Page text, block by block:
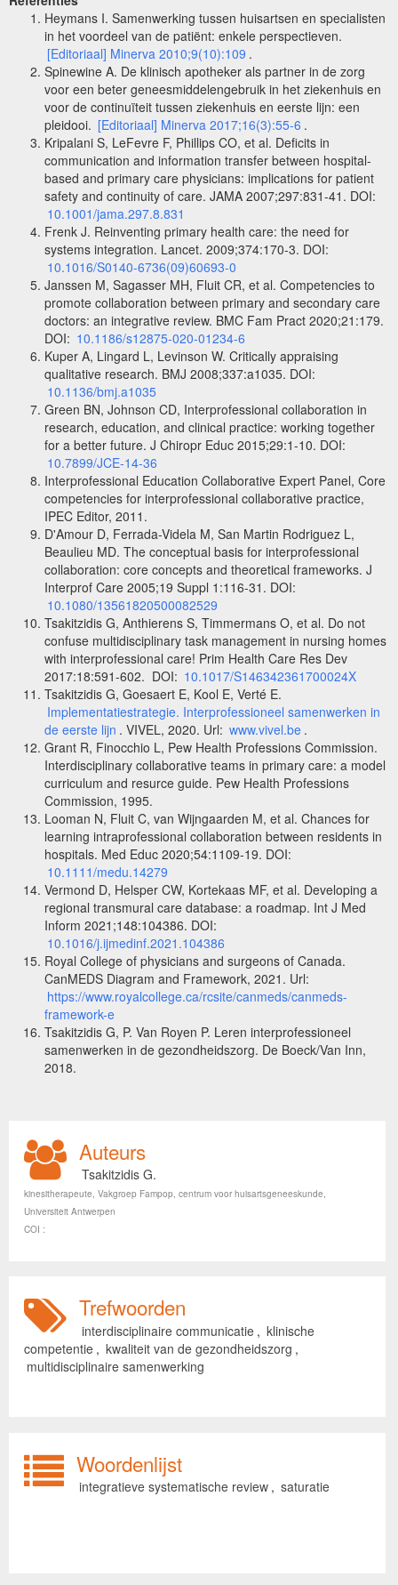
Heymans I. Samenwerking tussen huisartsen en specialisten
in het voordeel van de patiënt: enkele perspectieven.
[Editoriaal] Minerva 2010;9(10):109 .
Spinewine A. De klinisch apotheker als partner in de zorg
voor een beter geneesmiddelengebruik in het ziekenhuis en
voor de continuïteit tussen ziekenhuis en eerste lijn: een
pleidooi. [Editoriaal] Minerva 2017;16(3):55-6 .
Kripalani S, LeFevre F, Phillips CO, et al. Deficits in
communication and information transfer between hospital-
based and primary care physicians: implications for patient
safety and continuity of care. JAMA 2007;297:831-41. DOI:
10.1001/jama.297.8.831
Frenk J. Reinventing primary health care: the need for
systems integration. Lancet. 2009;374:170-3. DOI:
10.1016/S0140-6736(09)60693-0
Janssen M, Sagasser MH, Fluit CR, et al. Competencies to
promote collaboration between primary and secondary care
doctors: an integrative review. BMC Fam Pract 2020;21:179.
DOI: 10.1186/s12875-020-01234-6
Kuper A, Lingard L, Levinson W. Critically appraising
qualitative research. BMJ 2008;337:a1035. DOI:
10.1136/bmj.a1035
Green BN, Johnson CD, Interprofessional collaboration in
research, education, and clinical practice: working together
for a better future. J Chiropr Educ 2015;29:1-10. DOI:
10.7899/JCE-14-36
Interprofessional Education Collaborative Expert Panel, Core
competencies for interprofessional collaborative practice,
IPEC Editor, 2011.
D'Amour D, Ferrada-Videla M, San Martin Rodriguez L,
Beaulieu MD. The conceptual basis for interprofessional
collaboration: core concepts and theoretical frameworks. J
Interprof Care 2005;19 Suppl 1:116-31. DOI:
10.1080/13561820500082529
Tsakitzidis G, Anthierens S, Timmermans O, et al. Do not
confuse multidisciplinary task management in nursing homes
with interprofessional care! Prim Health Care Res Dev
2017:18:591-602. DOI: 10.1017/S146342361700024X
Tsakitzidis G, Goesaert E, Kool E, Verté E.
Implementatiestrategie. Interprofessioneel samenwerken in
de eerste lijn . VIVEL, 2020. Url: www.vivel.be .
Grant R, Finocchio L, Pew Health Professions Commission.
Interdisciplinary collaborative teams in primary care: a model
curriculum and resurce guide. Pew Health Professions
Commission, 1995.
Looman N, Fluit C, van Wijngaarden M, et al. Chances for
learning intraprofessional collaboration between residents in
hospitals. Med Educ 2020;54:1109-19. DOI:
10.1111/medu.14279
Vermond D, Helsper CW, Kortekaas MF, et al. Developing a
regional transmural care database: a roadmap. Int J Med
Inform 2021;148:104386. DOI:
10.1016/j.ijmedinf.2021.104386
Royal College of physicians and surgeons of Canada.
CanMEDS Diagram and Framework, 2021. Url:
https://www.royalcollege.ca/rcsite/canmeds/canmeds-
framework-e
Tsakitzidis G, P. Van Royen P. Leren interprofessioneel
samenwerken in de gezondheidszorg. De Boeck/Van Inn,
2018.
Auteurs
Tsakitzidis G.
kinesitherapeute, Vakgroep Fampop, centrum voor huisartsgeneeskunde,
Universiteit Antwerpen
COI :
Trefwoorden
interdisciplinaire communicatie , klinische
competentie , kwaliteit van de gezondheidszorg ,
multidisciplinaire samenwerking
Woordenlijst
integratieve systematische review , saturatie